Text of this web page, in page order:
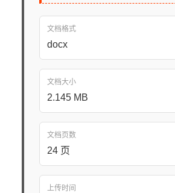
文档格式
docx
文档大小
2.145 MB
文档页数
24 页
上传时间